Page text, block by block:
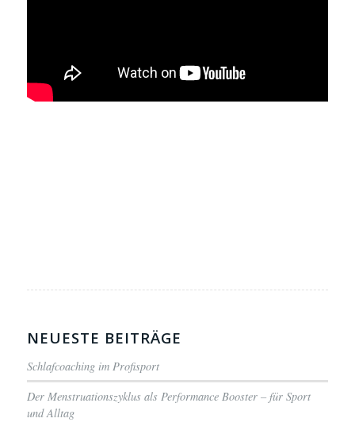
NEUESTE BEITRÄGE
Schlafcoaching im Profisport
Der Menstruationszyklus als Performance Booster – für Sport
und Alltag